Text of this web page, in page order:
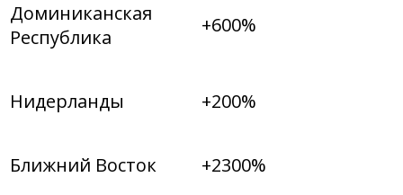
Доминиканская
Республика
+600%
Нидерланды +200%
Ближний Восток +2300%